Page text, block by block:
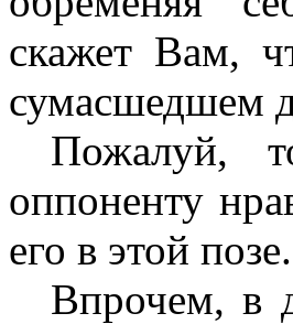
скажет Вам,
сумасшедшем
Пожалуй,
оппоненту
его в этой позе.
Впрочем, в